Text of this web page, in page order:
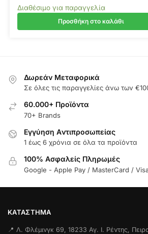
Διαθέσιμο για παραγγελία
Προσθήκη στο καλάθι
Δωρεάν Μεταφορικά
Σε όλες τις παραγγελίες άνω των
60.000+ Προϊόντα
70+ Brands
Εγγύηση Aντιπροσωπείας
1 έως 6 χρόνια σε όλα τα προϊόντα
100% Ασφαλείς Πληρωμές
Google - Apple Pay / MasterCard /
ΚΑΤΆΣΤΗΜΑ
📍 Λ. Φλέμινγκ 69, 18233 Αγ. Ι. Ρέντης,